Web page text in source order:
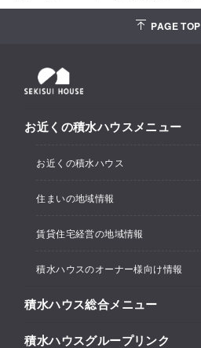
PAGE TOP
お近くの積水ハウスメニュー
お近くの積水ハウス
お近くの積水ハウストップ
住まいの地域情報
イベント情報
住宅展示場・ショールーム情報
分譲住宅・土地
賃貸住宅経営の地域情報
イベント情報
支店・事業所情報
積水ハウスのオーナー様向け情報
カスタマーズセンター
リフォーム
積水ハウス総合メニュー
住まい
積水ハウスグループリンク